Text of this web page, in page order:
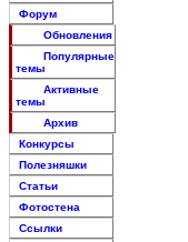
Форум
Обновления
Популярные
темы
Активные
темы
Архив
Конкурсы
Полезняшки
Статьи
Фотостена
Ссылки